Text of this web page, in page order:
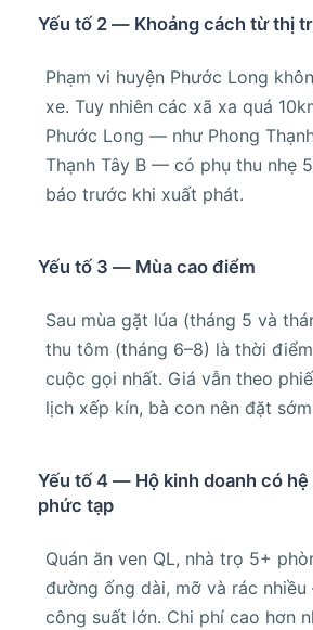
Yếu tố 2 — Khoảng cách từ thị
Phạm vi huyện Phước Long
xe. Tuy nhiên các xã xa quá
Phước Long — như Phong
Thạnh Tây B — có phụ thu nhẹ
báo trước khi xuất phát.
Yếu tố 3 — Mùa cao điểm
Sau mùa gặt lúa (tháng 5 và
thu tôm (tháng 6–8) là thời
cuộc gọi nhất. Giá vẫn theo
lịch xếp kín, bà con nên đặt
Yếu tố 4 — Hộ kinh doanh có
phức tạp
Quán ăn ven QL, nhà trọ 5+
đường ống dài, mỡ và rác
công suất lớn. Chi phí cao hơn